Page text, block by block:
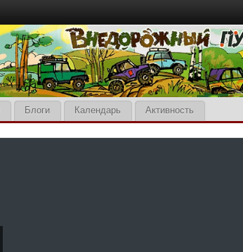
Блоги Календарь Активность